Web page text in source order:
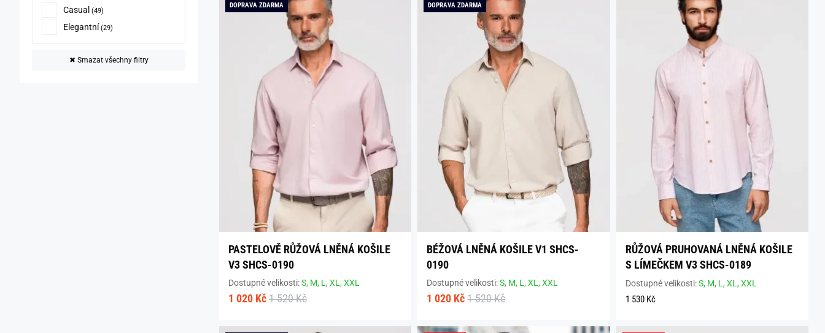
Casual (49)
Elegantní (29)
✖ Smazat všechny filtry
DOPRAVA ZDARMA
PASTELOVĚ RŮŽOVÁ LNĚNÁ KOŠILE
V3 SHCS-0190
Dostupné velikosti:S, M, L,XL,XXL
1 020 Kč 1 520 Kč
DOPRAVA ZDARMA
BÉŽOVÁ LNĚNÁ KOŠILE V1 SHCS-
0190
Dostupné velikosti:S, M, L,XL,XXL
1 020 Kč 1 520 Kč
RŮŽOVÁ PRUHOVANÁ LNĚNÁ KOŠILE
S LÍMEČKEM V3 SHCS-0189
Dostupné velikosti:S, M, L,XL,XXL
1 530 Kč